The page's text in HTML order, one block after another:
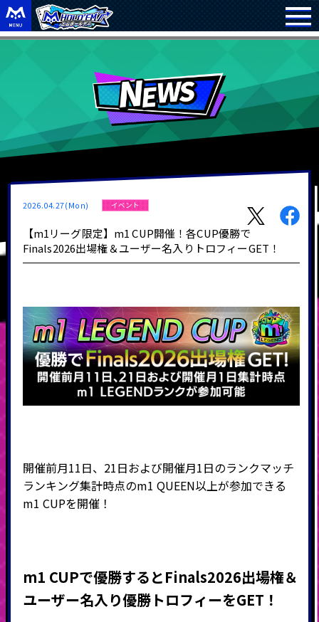
2026.04.27(Mon) イベント
【m1リーグ限定】m1 CUP開催！各CUP優勝で
Finals2026出場権＆ユーザー名入りトロフィーGET！
開催前月11日、21日および開催月1日のランクマッチ
ランキング集計時点のm1 QUEEN以上が参加できる
m1 CUPを開催！
m1 CUPで優勝するとFinals2026出場権＆
ユーザー名入り優勝トロフィーをGET！